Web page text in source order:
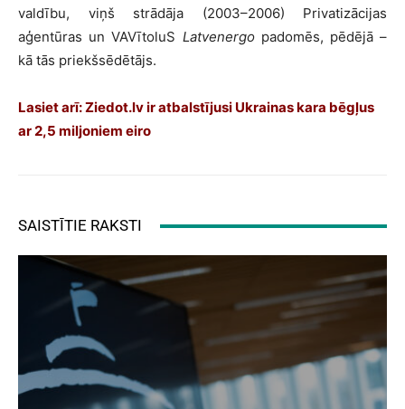
valdību, viņš strādāja (2003–2006) Privatizācijas
aģentūras un VAVītoluS Latvenergopadomēs, pēdējā –
kā tās priekšsēdētājs.
Lasiet arī:Ziedot.lv ir atbalstījusi Ukrainas kara bēgļus
ar 2,5 miljoniem eiro
SAISTĪTIE RAKSTI